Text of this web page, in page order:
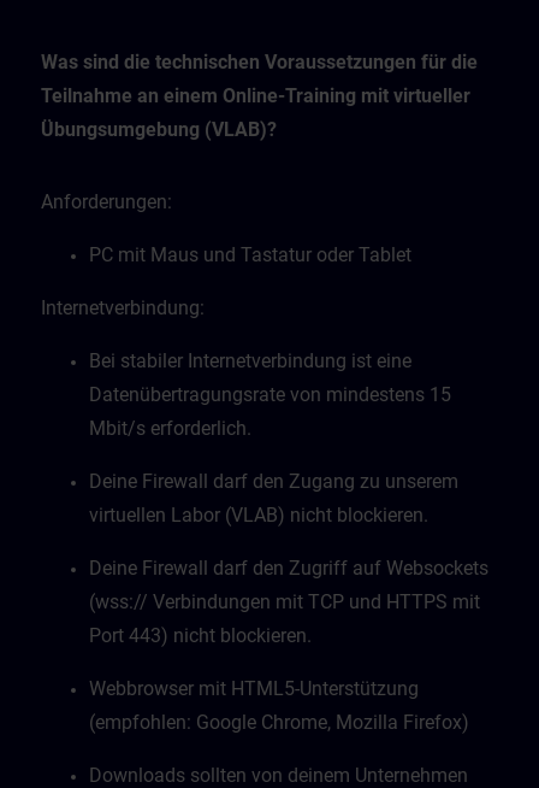
Was sind die technischen Voraussetzungen für die
Teilnahme an einem Online-Training mit virtueller
Übungsumgebung (VLAB)?
Anforderungen:
PC mit Maus und Tastatur oder Tablet
Internetverbindung:
Bei stabiler Internetverbindung ist eine
Datenübertragungsrate von mindestens 15
Mbit/s erforderlich.
Deine Firewall darf den Zugang zu unserem
virtuellen Labor (VLAB) nicht blockieren.
Deine Firewall darf den Zugriff auf Websockets
(wss:// Verbindungen mit TCP und HTTPS mit
Port 443) nicht blockieren.
Webbrowser mit HTML5-Unterstützung
(empfohlen: Google Chrome, Mozilla Firefox)
Downloads sollten von deinem Unternehmen